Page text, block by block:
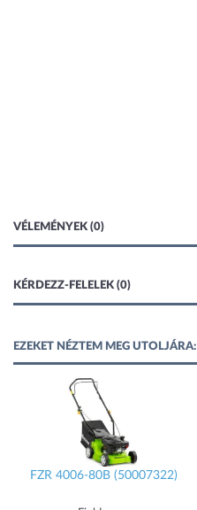
VÉLEMÉNYEK (0)
KÉRDEZZ-FELELEK (0)
EZEKET NÉZTEM MEG UTOLJÁRA:
FZR 4006-80B (50007322)